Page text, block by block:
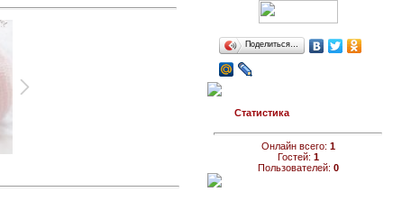
Поделиться…
Статистика
Онлайн всего: 1
Гостей: 1
Пользователей: 0